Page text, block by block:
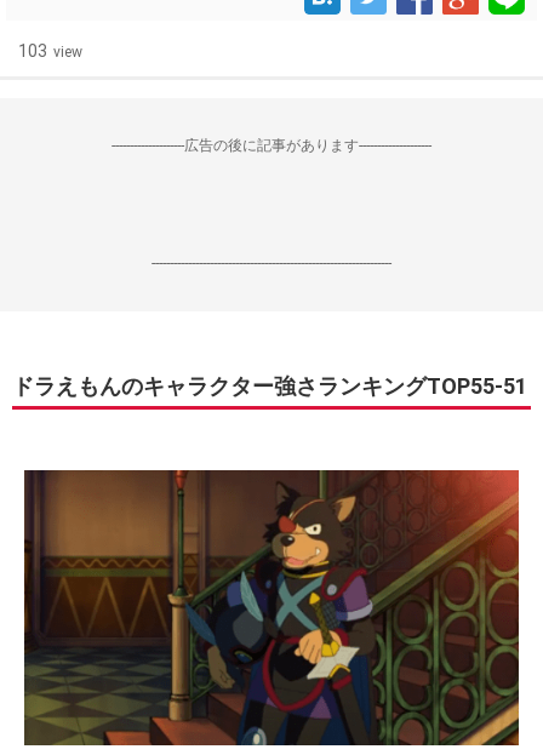
103 view
--------------------広告の後に記事があります--------------------
------------------------------------------------------------------
ドラえもんのキャラクター強さランキングTOP55-51